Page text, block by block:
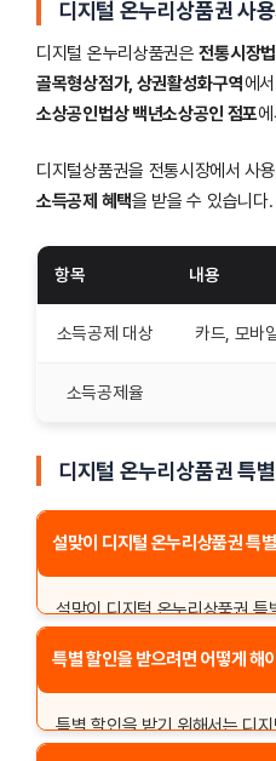
디지털 온누리상품권 사
디지털 온누리상품권은전통시장
골목형상점가, 상권활성화구역에
소상공인법상 백년소상공인 점포
디지털상품권을 전통시장에서 사
소득공제 혜택을 받을 수 있습니다.
항목 내용
소득공제 대상 카드, 모바
소득공제율
디지털 온누리상품권 특
설맞이 디지털 온누리상품권 특
설맞이 디지털 온누리상품권
해당 이벤트는 전통시장 활성화
기간 동안 한정된 수량으로 제
특별 할인을 받으려면 어떻게 해
특별 할인을 받기 위해서는 디